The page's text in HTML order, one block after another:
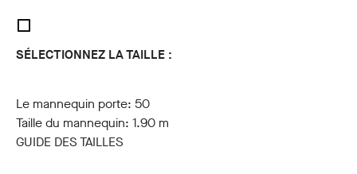
SÉLECTIONNEZ LA TAILLE :
Le mannequin porte: 50
Taille du mannequin: 1.90 m
GUIDE DES TAILLES